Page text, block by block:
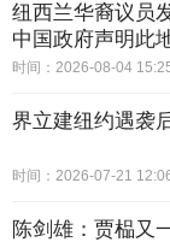
纽西兰华裔议员
中国政府声明此
时间：2026-08-04
界立建纽约遇袭
时间：2026-07-21
陈剑雄：贾榀又